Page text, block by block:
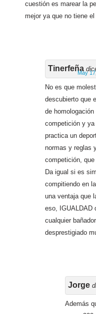
cuestión es marear la
mejor ya que no tiene
Tinerfeña
May
No es que
descubierto que
de
competición y
practica un
normas y reglas
competición,
Da igual si es
compitiendo en
una ventaja que
eso, IGUALDAD
cualquier
desprestigiado
Jorge
Además